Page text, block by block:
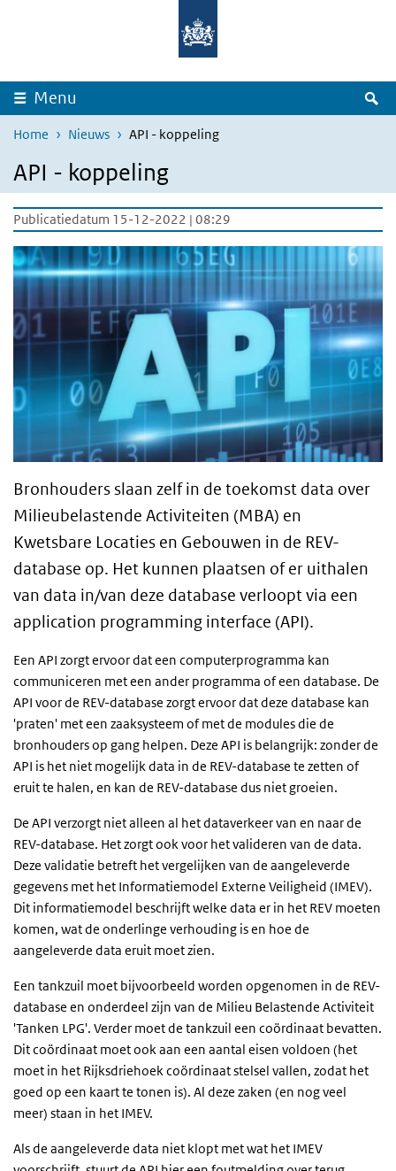
Overslaan en naar de inhoud gaan
Menu
Home Nieuws API - koppeling
API - koppeling
Publicatiedatum 15-12-2022 | 08:29
Bronhouders slaan zelf in de toekomst data over
Milieubelastende Activiteiten (MBA) en
Kwetsbare Locaties en Gebouwen in de REV-
database op. Het kunnen plaatsen of er uithalen
van data in/van deze database verloopt via een
application programming interface (API).
Een API zorgt ervoor dat een computerprogramma kan
communiceren met een ander programma of een database. De
API voor de REV-database zorgt ervoor dat deze database kan
'praten' met een zaaksysteem of met de modules die de
bronhouders op gang helpen. Deze API is belangrijk: zonder de
API is het niet mogelijk data in de REV-database te zetten of
eruit te halen, en kan de REV-database dus niet groeien.
De API verzorgt niet alleen al het dataverkeer van en naar de
REV-database. Het zorgt ook voor het valideren van de data.
Deze validatie betreft het vergelijken van de aangeleverde
gegevens met het Informatiemodel Externe Veiligheid (IMEV).
Dit informatiemodel beschrijft welke data er in het REV moeten
komen, wat de onderlinge verhouding is en hoe de
aangeleverde data eruit moet zien.
Een tankzuil moet bijvoorbeeld worden opgenomen in de REV-
database en onderdeel zijn van de Milieu Belastende Activiteit
'Tanken LPG'. Verder moet de tankzuil een coördinaat bevatten.
Dit coördinaat moet ook aan een aantal eisen voldoen (het
moet in het Rijksdriehoek coördinaat stelsel vallen, zodat het
goed op een kaart te tonen is). Al deze zaken (en nog veel
meer) staan in het IMEV.
Als de aangeleverde data niet klopt met wat het IMEV